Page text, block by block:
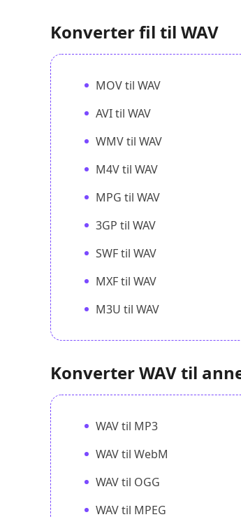
Konverter fil til WAV
MOV til WAV
AVI til WAV
WMV til WAV
M4V til WAV
MPG til WAV
3GP til WAV
SWF til WAV
MXF til WAV
M3U til WAV
Konverter WAV til
WAV til MP3
WAV til WebM
WAV til OGG
WAV til MPEG